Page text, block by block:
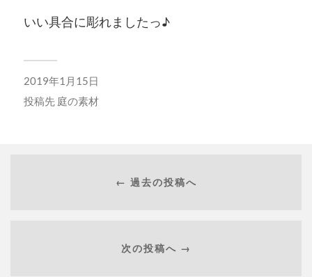
いい具合に彫れましたっ♪
2019年1月15日
投稿先 庭の素材
← 過去の投稿へ
次の投稿へ →